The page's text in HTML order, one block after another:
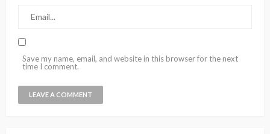
Save my name, email, and website in this browser for the next
time I comment.